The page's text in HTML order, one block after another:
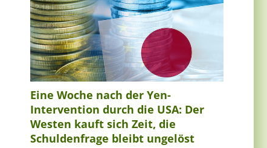
Eine Woche nach der Yen-
Intervention durch die USA: Der
Westen kauft sich Zeit, die
Schuldenfrage bleibt ungelöst